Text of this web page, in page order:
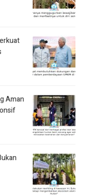
Aman